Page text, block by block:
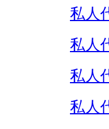
私人
私人
私人
私人